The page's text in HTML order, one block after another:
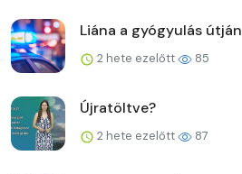
Liána a gyógyulás útján
2 hete ezelőtt 85
Újratöltve?
2 hete ezelőtt 87